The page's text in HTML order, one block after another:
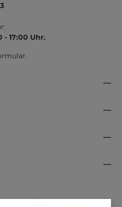
17:00 Uhr.
.